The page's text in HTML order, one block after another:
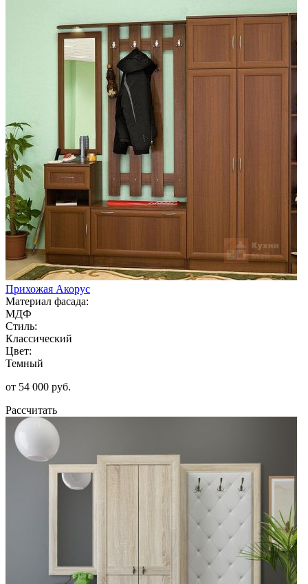
Прихожая Акорус
Материал фасада:
МДФ
Стиль:
Классический
Цвет:
Темный
от 54 000 руб.
Рассчитать